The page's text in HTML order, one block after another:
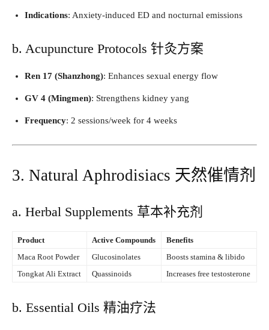
Indications: Anxiety-induced ED and nocturnal emissions
b. Acupuncture Protocols 针灸方案
Ren 17 (Shanzhong)​: Enhances sexual energy flow
GV 4 (Mingmen)​: Strengthens kidney yang
Frequency: 2 sessions/week for 4 weeks
3. Natural Aphrodisiacs 天然催情剂
a. Herbal Supplements 草本补充剂
Product Active Compounds
Benefits
Maca Root Powder
Glucosinolates
Boosts stamina & libido
Tongkat Ali Extract
Quassinoids Increases free testosterone
b. Essential Oils 精油疗法